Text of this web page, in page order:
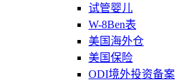
试管婴儿
W-8Ben表
美国海外仓
美国保险
ODI境外投资备案